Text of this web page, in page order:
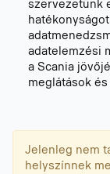
szervezetünk
adatelemzési
a Scania
meglátások
Jelenleg nem
helyszínnek